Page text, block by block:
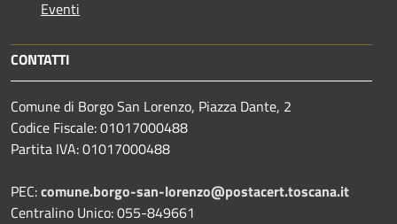
Eventi
CONTATTI
Comune di Borgo San Lorenzo, Piazza Dante, 2
Codice Fiscale: 01017000488
Partita IVA: 01017000488
PEC:comune.borgo-san-lorenzo@postacert.toscana.it
Centralino Unico: 055-849661